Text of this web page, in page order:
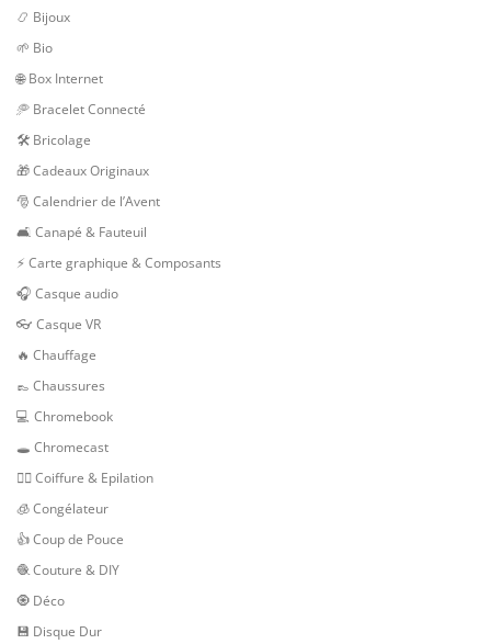
📿 Bijoux
🌱 Bio
🌐 Box Internet
🥏 Bracelet Connecté
🛠 Bricolage
🎁 Cadeaux Originaux
🎅 Calendrier de l’Avent
🛋️ Canapé & Fauteuil
⚡ Carte graphique & Composants
🎧 Casque audio
👓 Casque VR
🔥 Chauffage
👞 Chaussures
💻 Chromebook
🕳 Chromecast
💇‍♀️ Coiffure & Epilation
🧊 Congélateur
👍 Coup de Pouce
🧶 Couture & DIY
🧿 Déco
💾 Disque Dur